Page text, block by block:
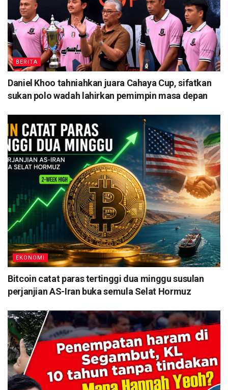
BERITA
Daniel Khoo tahniahkan juara Cahaya Cup, sifatkan
sukan polo wadah lahirkan pemimpin masa depan
EKONOMI
Bitcoin catat paras tertinggi dua minggu susulan
perjanjian AS-Iran buka semula Selat Hormuz